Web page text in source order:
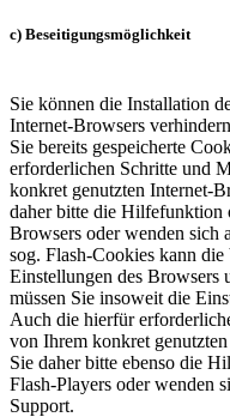
c) Beseitigungsmöglichkeit
Sie können die Installation
Internet-Browsers
Sie bereits gespeicherte
erforderlichen Schritte und
konkret genutzten Internet-
daher bitte die Hilfefunktion
Browsers oder wenden sich
sog. Flash-Cookies kann
Einstellungen des Browsers
müssen Sie insoweit die
Auch die hierfür
von Ihrem konkret
Sie daher bitte ebenso die
Flash-Players oder wenden
Support.